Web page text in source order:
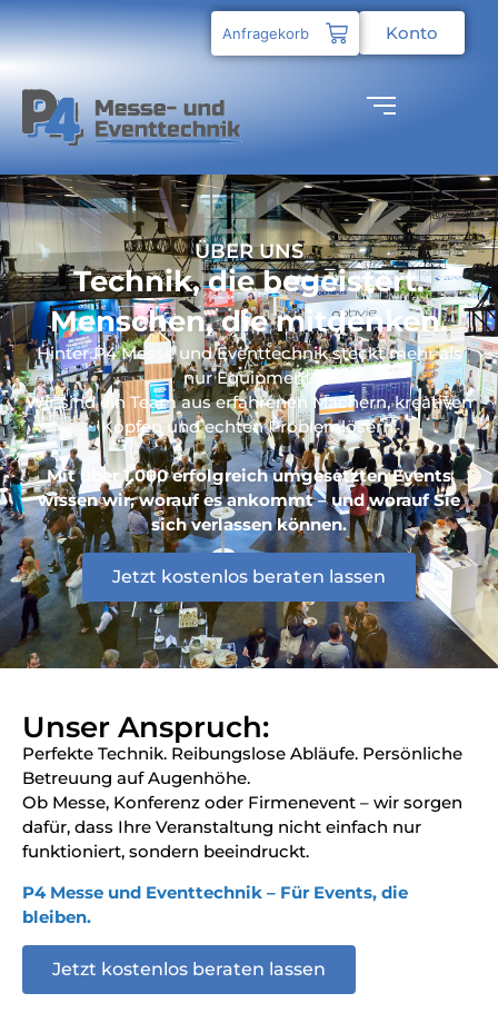
Konto
Anfragekorb
ÜBER UNS
Technik, die begeistert.
Menschen, die mitdenken.
Hinter P4 Messe und Eventtechnik steckt mehr als
nur Equipment.
Wir sind ein Team aus erfahrenen Machern, kreativen
Köpfen und echten Problemlösern.
Mit über 1.000 erfolgreich umgesetzten Events
wissen wir, worauf es ankommt – und worauf Sie
sich verlassen können.
Jetzt kostenlos beraten lassen
Unser Anspruch:
Perfekte Technik. Reibungslose Abläufe. Persönliche
Betreuung auf Augenhöhe.
Ob Messe, Konferenz oder Firmenevent – wir sorgen
dafür, dass Ihre Veranstaltung nicht einfach nur
funktioniert, sondern beeindruckt.
P4 Messe und Eventtechnik – Für Events, die
bleiben.
Jetzt kostenlos beraten lassen